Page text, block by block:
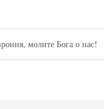
молите Бога о нас!